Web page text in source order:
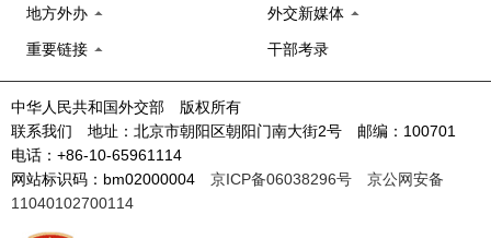
地方外办 外交新媒体
重要链接 干部考录
中华人民共和国外交部 版权所有
联系我们 地址：北京市朝阳区朝阳门南大街2号 邮编：100701
电话：+86-10-65961114
网站标识码：bm02000004 京ICP备06038296号
京公网安备
11040102700114